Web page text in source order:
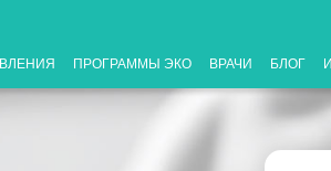
ПРОГРАММЫ ЭКО ВРАЧИ БЛОГ